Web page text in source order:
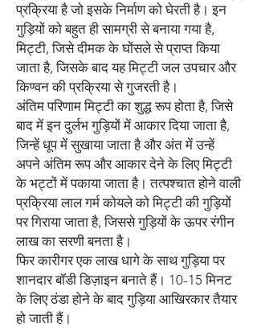
प्रक्रिया है जो इसके निर्माण को घेरती है। इन
गुड़ियों को बहुत ही सामग्री से बनाया गया है,
मिट्टी, जिसे दीमक के घोंसले से प्राप्त किया
जाता है, जिसके बाद यह मिट्टी जल उपचार और
किण्वन की प्रक्रिया से गुजरती है।
अंतिम परिणाम मिट्टी का शुद्ध रूप होता है, जिसे
बाद में इन दुर्लभ गुड़ियों में आकार दिया जाता है,
जिन्हें धूप में सुखाया जाता है और अंत में उन्हें
अपने अंतिम रूप और आकार देने के लिए मिट्टी
के भट्टों में पकाया जाता है। तत्पश्चात होने वाली
प्रक्रिया लाल गर्म कोयले को मिट्टी की गुड़ियों
पर गिराया जाता है, जिससे गुड़ियों के ऊपर रंगीन
लाख का सरणी बनता है।
फिर कारीगर एक लाख धागे के साथ गुड़िया पर
शानदार बॉडी डिज़ाइन बनाते हैं। 10-15 मिनट
के लिए ठंडा होने के बाद गुड़िया आखिरकार तैयार
हो जाती हैं।